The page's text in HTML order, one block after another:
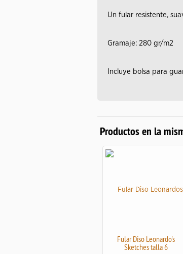
Un fular resistente,
Gramaje: 280 gr/m2
Incluye bolsa para
Productos en la
Fular Diso Leonardo's
Sketches talla 6